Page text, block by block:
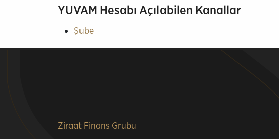
YUVAM Hesabı Açılabilen Kanallar
Şube
Alt
Ziraat Finans Grubu